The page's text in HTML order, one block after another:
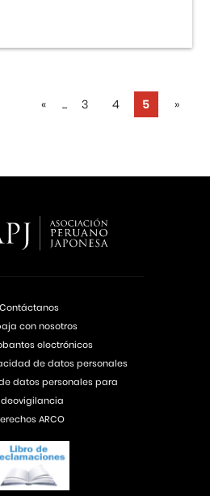
« ... 3 4 5 »
Contáctanos
con nosotros
electrónicos
de datos personales
datos personales para
ARCO